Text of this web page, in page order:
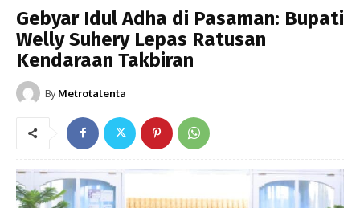
Gebyar Idul Adha di Pasaman: Bupati
Welly Suhery Lepas Ratusan
Kendaraan Takbiran
By Metrotalenta